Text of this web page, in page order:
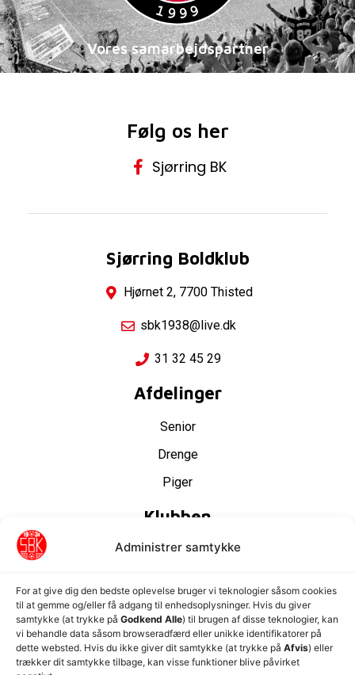
Administrer samtykke
For at give dig den bedste oplevelse bruger vi teknologier såsom cookies
til at gemme og/eller få adgang til enhedsoplysninger. Hvis du giver
samtykke (at trykke på Godkend Alle) til brugen af disse teknologier, kan
vi behandle data såsom browseradfærd eller unikke identifikatorer på
dette websted. Hvis du ikke giver dit samtykke (at trykke på Afvis) eller
trækker dit samtykke tilbage, kan visse funktioner blive påvirket
Vores samarbejdspartner
Følg os her
Sjørring BK
Sjørring Boldklub
Hjørnet 2, 7700 Thisted
sbk1938@live.dk
31 32 45 29
Afdelinger
Senior
Drenge
Piger
Klubben
Sponsorer
Nyheder
Ugens program
Kontakt os